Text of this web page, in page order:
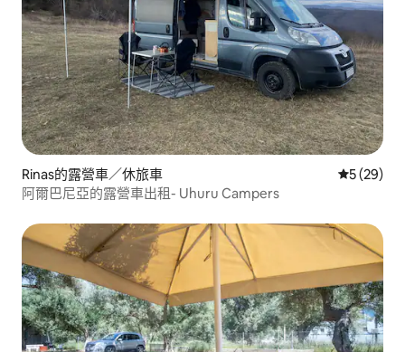
Rinas的露營車／休旅車 從 29 則評
5 (29)
阿爾巴尼亞的露營車出租- Uhuru Campers